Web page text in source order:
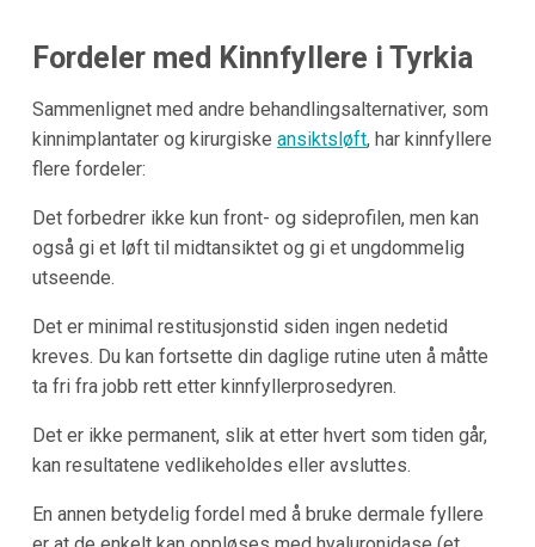
Fordeler med Kinnfyllere i Tyrkia
Sammenlignet med andre behandlingsalternativer, som
kinnimplantater og kirurgiske ansiktsløft, har kinnfyllere
flere fordeler:
Det forbedrer ikke kun front- og sideprofilen, men kan
også gi et løft til midtansiktet og gi et ungdommelig
utseende.
Det er minimal restitusjonstid siden ingen nedetid
kreves. Du kan fortsette din daglige rutine uten å måtte
ta fri fra jobb rett etter kinnfyllerprosedyren.
Det er ikke permanent, slik at etter hvert som tiden går,
kan resultatene vedlikeholdes eller avsluttes.
En annen betydelig fordel med å bruke dermale fyllere